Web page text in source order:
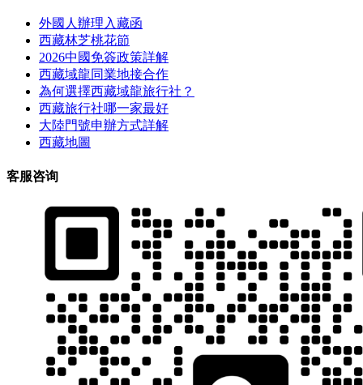
外國人辦理入藏函
西藏林芝桃花節
2026中國免簽政策詳解
西藏域龍同業地接合作
為何選擇西藏域龍旅行社？
西藏旅行社哪一家最好
大陸門號申辦方式詳解
西藏地圖
客服咨询